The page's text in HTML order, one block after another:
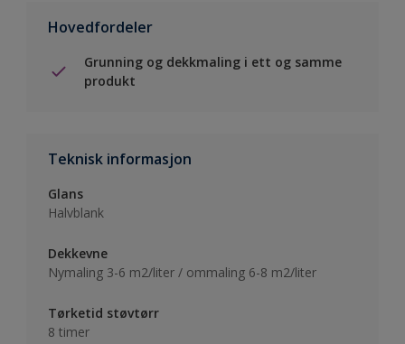
Hovedfordeler
Grunning og dekkmaling i ett og samme
produkt
Teknisk informasjon
Glans
Halvblank
Dekkevne
Nymaling 3-6 m2/liter / ommaling 6-8 m2/liter
Tørketid støvtørr
8 timer